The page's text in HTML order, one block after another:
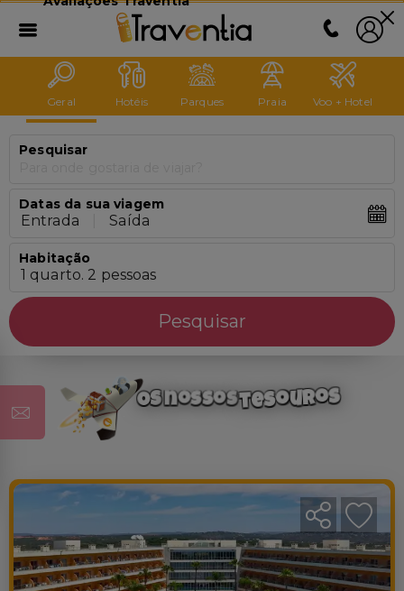
Geral Hotéis Parques Praia Voo + Hotel
Pesquisar
Datas da sua viagem
Entrada Saída
Habitação
1 quarto. 2 pessoas
Pesquisar
Osnossostesouros